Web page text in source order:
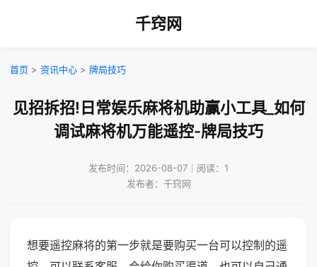
千窍网
首页 > 资讯中心 > 牌局技巧
见招拆招!日常娱乐麻将机助赢小工具_如何
调试麻将机万能遥控-牌局技巧
发布时间：2026-08-07｜阅读：1
发布者：千窍网
想要遥控麻将的第一步就是要购买一台可以控制的遥